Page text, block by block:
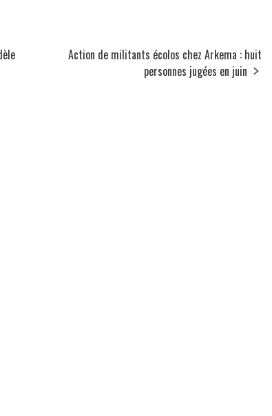
Action de militants écolos chez Arkema : huit
personnes jugées en juin